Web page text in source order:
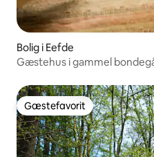
Bolig i Eefde
Gæstehus i gammel
Gæstefavorit
Gæstefavorit